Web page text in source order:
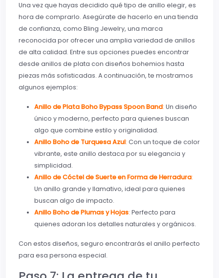
Una vez que hayas decidido qué tipo de anillo elegir, es
hora de comprarlo. Asegúrate de hacerlo en una tienda
de confianza, como Bling Jewelry, una marca
reconocida por ofrecer una amplia variedad de anillos
de alta calidad. Entre sus opciones puedes encontrar
desde anillos de plata con diseños bohemios hasta
piezas más sofisticadas. A continuación, te mostramos
algunos ejemplos:
Anillo de Plata Boho Bypass Spoon Band: Un diseño
único y moderno, perfecto para quienes buscan
algo que combine estilo y originalidad.
Anillo Boho de Turquesa Azul: Con un toque de color
vibrante, este anillo destaca por su elegancia y
simplicidad.
Anillo de Cóctel de Suerte en Forma de Herradura:
Un anillo grande y llamativo, ideal para quienes
buscan algo de impacto.
Anillo Boho de Plumas y Hojas: Perfecto para
quienes adoran los detalles naturales y orgánicos.
Con estos diseños, seguro encontrarás el anillo perfecto
para esa persona especial.